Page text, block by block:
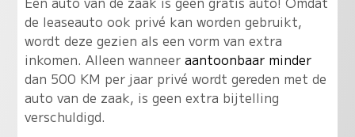
de leaseauto ook privé kan worden gebruikt,
wordt deze gezien als een vorm van extra
inkomen. Alleen wanneer aantoonbaar minder
dan 500 KM per jaar privé wordt gereden met de
auto van de zaak, is geen extra bijtelling
verschuldigd.